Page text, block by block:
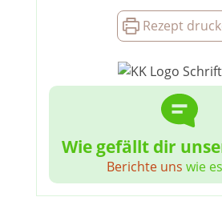
Rezept
Wie gefällt dir
Berichte uns wie